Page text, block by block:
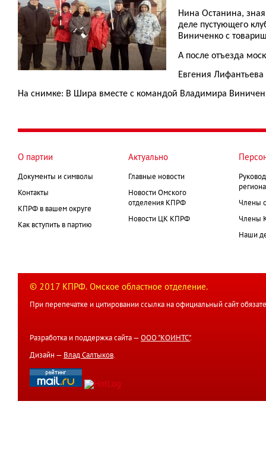
Нина Останина,
деле пустующего
Виниченко с
А после отъезда
Евгения Лифантьева
На снимке: В Шира вместе с командой Владимира
О партии
Документы и символы
Контакты
КПРФ в вашем округе
Как вступить в партию
Актуально
Главные новости
Новости Омского
отделения КПРФ
Новости ЦК КПРФ
Члены
Члены
Наши
© 2017 КПРФ. Омское областное отделение.
При перепечатке и цитировании ссылка на официальный сайт
Разработка и поддержка сайта — ООО "КОИНТС".
Дизайн — Влад Салтыков.